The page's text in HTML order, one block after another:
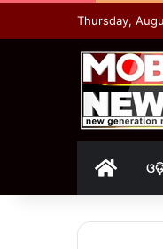
Thursday,
Home